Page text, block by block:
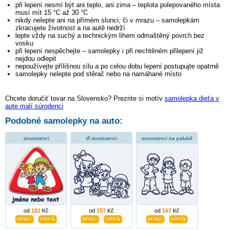
při lepení nesmí být ani teplo, ani zima – teplota polepovaného místa
musí mít 15 °C až 30 °C
nikdy nelepte ani na přímém slunci, či v mrazu – samolepkám
zkracujete životnost a na autě nedrží
lepte vždy na suchý a technickým lihem odmaštěný povrch bez
vosku
při lepení nespěchejte – samolepky i při nechtěném přilepení již
nejdou odlepit
nepoužívejte přílišnou sílu a po celou dobu lepení postupujte opatrně
samolepky nelepte pod stěrač nebo na namáhané místo
Chcete doručiť tovar na Slovensko? Prezrite si motív samolepka dieťa v
aute malí súrodenci
Podobné samolepky na auto:
sourozenci
od 182 Kč
tři sourozenci
od 157 Kč
sourozenci na palubě
od 167 Kč